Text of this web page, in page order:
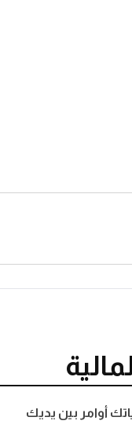
أوامر بين يديك